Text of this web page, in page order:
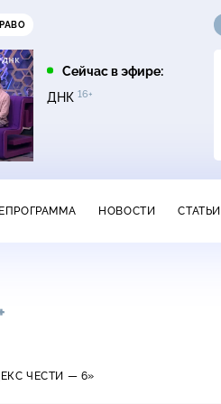
Сейчас в эфире:
ДНК 16+
08:05
Лесник. Своя земля
НОВОСТИ СТАТЬИ
ЧЕСТИ — 6»